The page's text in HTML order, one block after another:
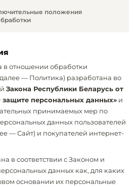
положения
в отношении обработки
— Политика) разработана во
Закона Республики Беларусь от
защите персональных данных» и
принимаемых мер по
данных пользователей
— Сайт) и покупателей интернет-
в соответствии с Законом и
данных как, для каких
основании их персональные